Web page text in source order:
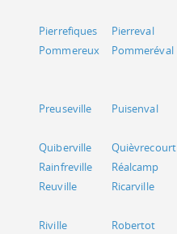
Pierrefiques
Pierreval
Pommereux
Pommeréval
Preuseville
Puisenval
Quiberville
Quièvrecourt
Rainfreville
Réalcamp
Reuville
Ricarville
Riville
Robertot